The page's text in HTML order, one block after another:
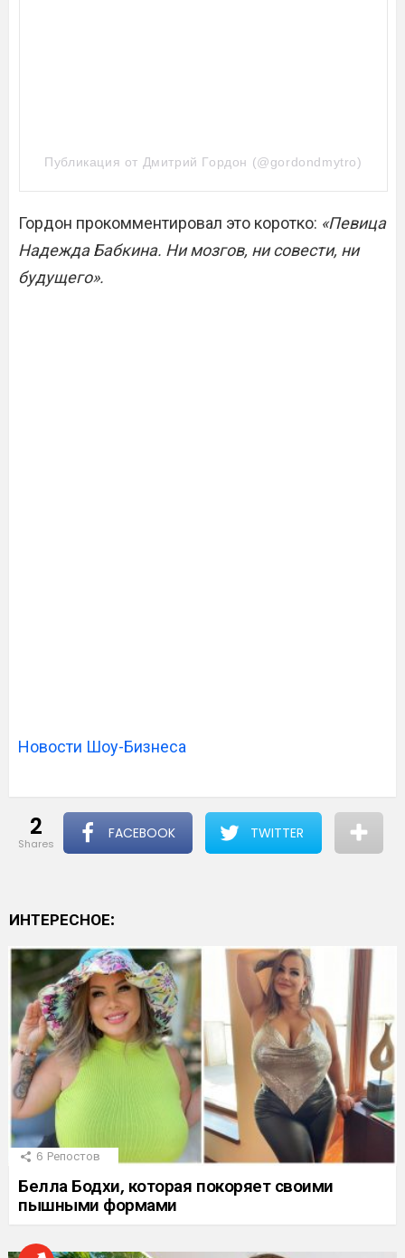
Публикация от Дмитрий Гордон (@gordondmytro)
Гордон прокомментировал это коротко: «Певица
Надежда Бабкина. Ни мозгов, ни совести, ни
будущего».
Новости Шоу-Бизнеса
2
shares
FACEBOOK TWITTER
ИНТЕРЕСНОЕ:
6 Репостов
Белла Бодхи, которая покоряет своими
пышными формами